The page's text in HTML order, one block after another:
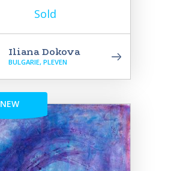
Sold
Iliana Dokova
BULGARIE, PLEVEN
NEW